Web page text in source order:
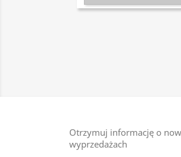
Otrzymuj informację o
wyprzedażach